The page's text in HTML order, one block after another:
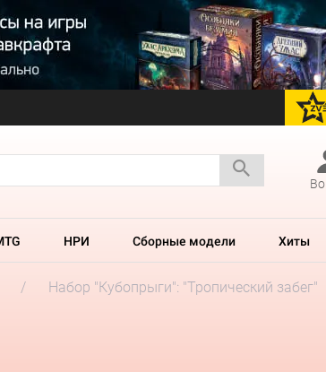
НРИ Сборные модели Хиты
Набор "Кубопрыги": "Тропический забег"